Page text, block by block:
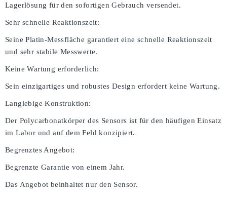
Lagerlösung für den sofortigen Gebrauch versendet.
Sehr schnelle Reaktionszeit:
Seine Platin-Messfläche garantiert eine schnelle Reaktionszeit
und sehr stabile Messwerte.
Keine Wartung erforderlich:
Sein einzigartiges und robustes Design erfordert keine Wartung.
Langlebige Konstruktion:
Der Polycarbonatkörper des Sensors ist für den häufigen Einsatz
im Labor und auf dem Feld konzipiert.
Begrenztes Angebot:
Begrenzte Garantie von einem Jahr.
Das Angebot beinhaltet nur den Sensor.